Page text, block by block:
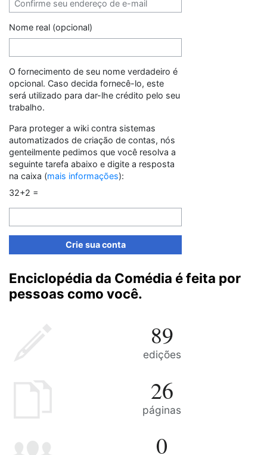
Nome real (opcional)
O fornecimento de seu nome verdadeiro é
opcional. Caso decida fornecê-lo, este
será utilizado para dar-lhe crédito pelo seu
trabalho.
Para proteger a wiki contra sistemas
automatizados de criação de contas, nós
genteilmente pedimos que você resolva a
seguinte tarefa abaixo e digite a resposta
na caixa (mais informações):
32+2 =
Crie sua conta
Enciclopédia da Comédia é feita por
pessoas como você.
89
edições
26
páginas
0